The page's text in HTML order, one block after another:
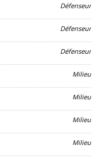
Défenseur
Défenseur
Défenseur
Milieu
Milieu
Milieu
Milieu